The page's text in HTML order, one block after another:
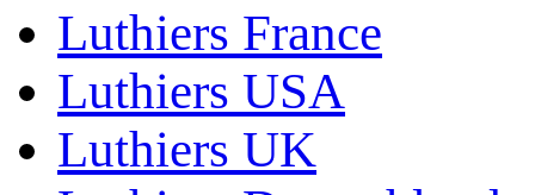
Luthiers France
Luthiers USA
Luthiers UK